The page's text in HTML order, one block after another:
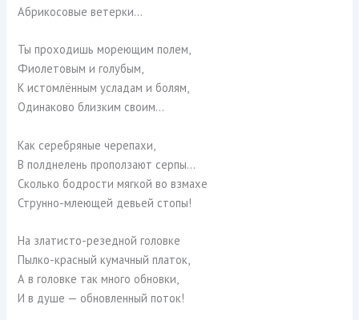
Абрикосовые ветерки…
Ты проходишь мореющим полем,
Фиолетовым и голубым,
К истомлённым усладам и болям,
Одинаково близким своим…
Как серебряные черепахи,
В полднелень проползают серпы…
Сколько бодрости мягкой во взмахе
Струнно-млеющей девьей стопы!
На златисто-резедной головке
Пылко-красный кумачный платок,
А в головке так много обновки,
И в душе — обновленный поток!